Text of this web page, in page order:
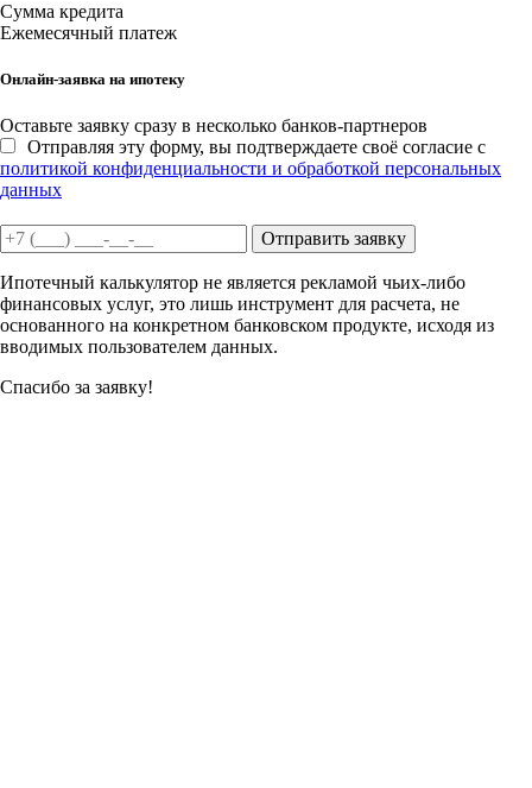
Сумма кредита
Ежемесячный платеж
Онлайн-заявка на ипотеку
Оставьте заявку сразу в несколько банков-партнеров
Отправляя эту форму, вы подтверждаете своё согласие с
политикой конфиденциальности и обработкой персональных
данных
Отправить заявку
Ипотечный калькулятор не является рекламой чьих-либо
финансовых услуг, это лишь инструмент для расчета, не
основанного на конкретном банковском продукте, исходя из
вводимых пользователем данных.
Спасибо за заявку!